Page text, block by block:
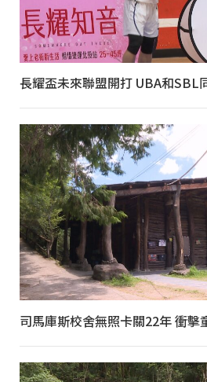
長耀盃未來聯盟開打 UBA和SBL
司馬庫斯校舍無照卡關22年 衝擊